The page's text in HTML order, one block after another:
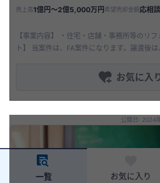
売上高1億円〜2億5,000万円希望売却金額応相談
【事業内容】 ・住宅・店舗・事務所等のリフォーム業 【
ト】 当案件は、FA案件になります。譲渡後
お気に入
公開日: 2024
一覧 お気に入り